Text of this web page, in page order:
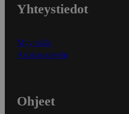
Yhteystiedot
Myymälät
Asiakaspalvelu
Ohjeet